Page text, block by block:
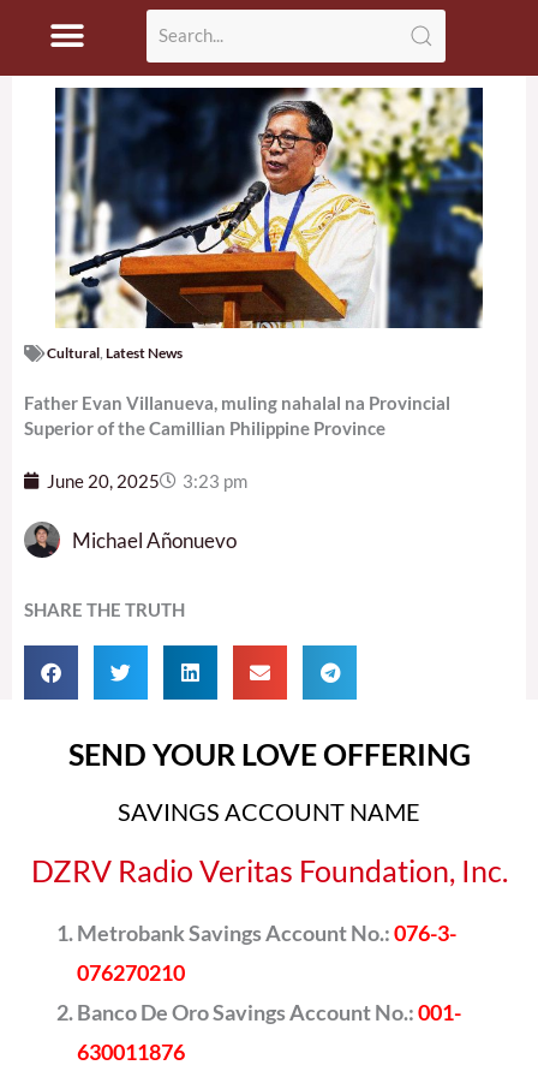
Cultural Latest News
Father Evan Villanueva, muling nahalal na Provincial
Superior of the Camillian Philippine Province
June 20, 2025 3:23 pm
Michael Añonuevo
SHARE THE TRUTH
SEND YOUR LOVE OFFERING
SAVINGS ACCOUNT NAME
DZRV Radio Veritas Foundation, Inc.
Metrobank Savings Account No.:076-3-
076270210
Banco De Oro Savings Account No.:001-
630011876